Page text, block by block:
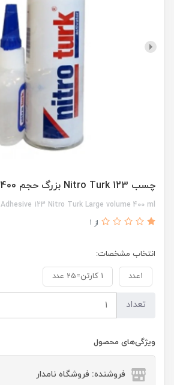
چسب 123 Nitro Turk بزرگ حجم 400 میلی لیتر
Adhesive 123 Nitro Turk Large volume 400 ml
از 1
انتخاب مشخصات:
1عدد 1 کارتن=25 عدد
تعداد
ویژگی‌های محصول
فروشنده: فروشگاه نامدار